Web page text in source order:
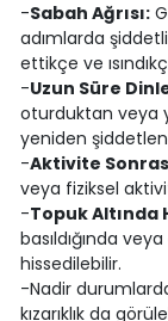
-Sabah Ağrısı:
adımlarda
ettikçe ve
-Uzun Süre
oturduktan veya
yeniden
-Aktivite
veya fiziksel
-Topuk Altında
basıldığında
hissedilebilir.
-Nadir
kızarıklık da